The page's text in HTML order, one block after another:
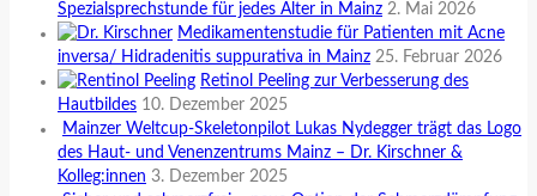
Spezialsprechstunde für jedes Alter in Mainz 2. Mai 2026
Medikamentenstudie für Patienten mit Acne
inversa/ Hidradenitis suppurativa in Mainz 25. Februar 2026
Retinol Peeling zur Verbesserung des
Hautbildes 10. Dezember 2025
Mainzer Weltcup-Skeletonpilot Lukas Nydegger trägt das Logo
des Haut- und Venenzentrums Mainz – Dr. Kirschner &
Kolleg:innen 3. Dezember 2025